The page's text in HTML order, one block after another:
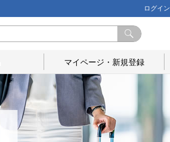
ログイン
マイページ・新規登録